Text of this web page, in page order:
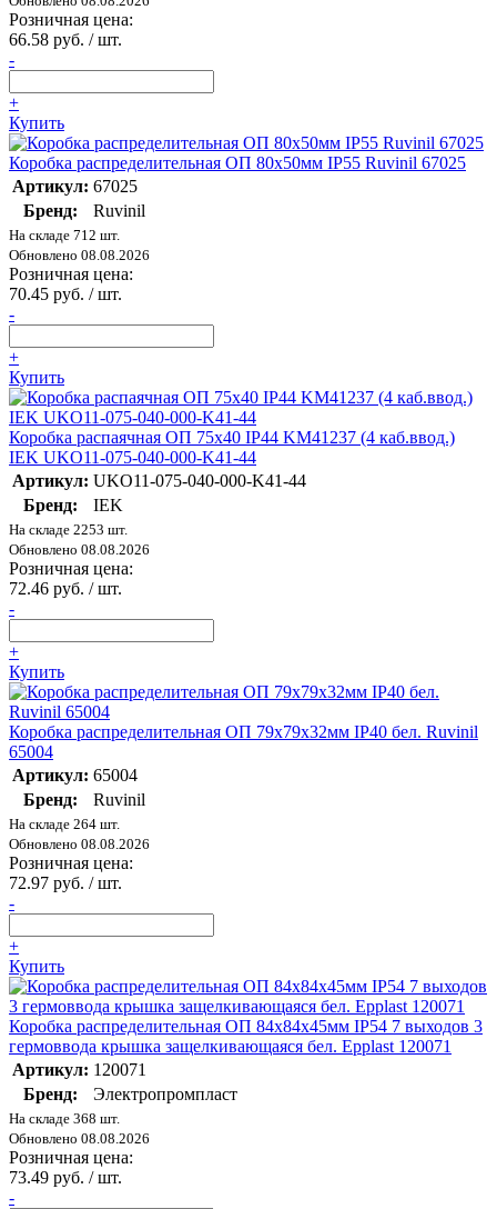
Розничная цена:
66.58 руб. / шт.
-
+
Купить
Коробка распределительная ОП 80х50мм IP55 Ruvinil 67025
Артикул: 67025
Бренд:
Ruvinil
На складе 712 шт.
Обновлено 08.08.2026
Розничная цена:
70.45 руб. / шт.
-
+
Купить
Коробка распаячная ОП 75х40 IP44 KM41237 (4 каб.ввод.)
IEK UKO11-075-040-000-K41-44
Артикул: UKO11-075-040-000-K41-44
Бренд:
IEK
На складе 2253 шт.
Обновлено 08.08.2026
Розничная цена:
72.46 руб. / шт.
-
+
Купить
Коробка распределительная ОП 79х79х32мм IP40 бел. Ruvinil
65004
Артикул: 65004
Бренд:
Ruvinil
На складе 264 шт.
Обновлено 08.08.2026
Розничная цена:
72.97 руб. / шт.
-
+
Купить
Коробка распределительная ОП 84х84х45мм IP54 7 выходов 3
гермоввода крышка защелкивающаяся бел. Epplast 120071
Артикул: 120071
Бренд:
Электропромпласт
На складе 368 шт.
Обновлено 08.08.2026
Розничная цена:
73.49 руб. / шт.
-